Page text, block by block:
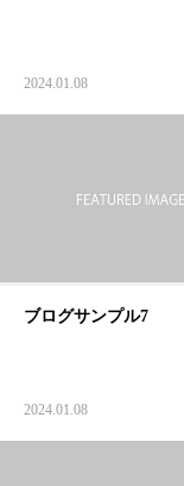
2024.01.08
ブログサンプル7
2024.01.08